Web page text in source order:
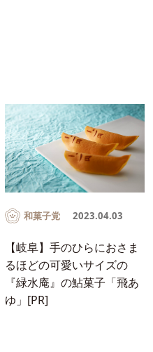
和菓子党 2023.04.03
【岐阜】手のひらにおさま
るほどの可愛いサイズの
『緑水庵』の鮎菓子「飛あ
ゆ」[PR]